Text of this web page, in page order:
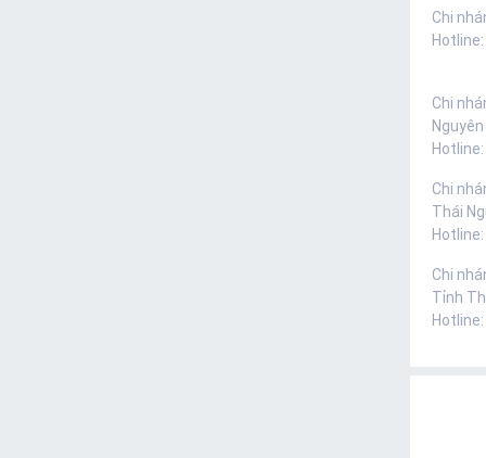
Chi
Hotline:
Chi
Nguyên
Hotline:
Chi
Thái
Hotline:
Chi
Tỉnh
Hotline: